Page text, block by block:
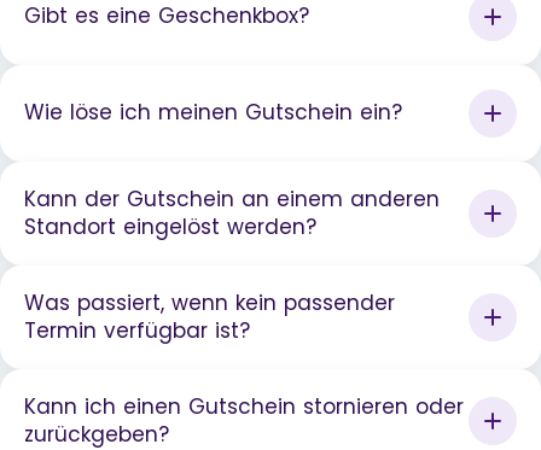
Gibt es eine Geschenkbox?
Wie löse ich meinen Gutschein ein?
Kann der Gutschein an einem anderen
Standort eingelöst werden?
Was passiert, wenn kein passender
Termin verfügbar ist?
Kann ich einen Gutschein stornieren oder
zurückgeben?